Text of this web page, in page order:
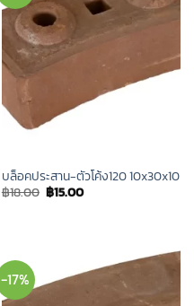
บล็อคประสาน-ตัวโค้ง120 10x30x10
฿18.00 Original
price
฿15.00Current
price
-17%